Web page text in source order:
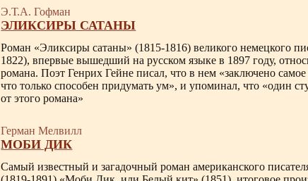
Э.Т.А. Гофман
ЭЛИКСИРЫ САТАНЫ
Роман «Эликсиры сатаны» (1815-1816) великого немецкого
1822), впервые вышедший на русском языке в 1897 году,
романа. Поэт Генрих Гейне писал, что в нем «заключено
что только способен придумать ум», и упоминал, что «один
от этого романа»
Герман Мелвилл
МОБИ ДИК
Самый известный и загадочный роман американского